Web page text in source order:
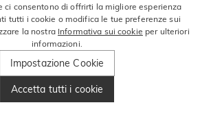
ci consentono di offrirti la migliore esperienza
tutti i cookie o modifica le tue preferenze sui
la nostra Informativa sui cookie per ulteriori
informazioni.
Impostazione Cookie
Accetta tutti i cookie